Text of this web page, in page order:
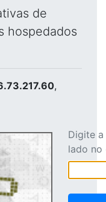
de
hospedados
,
Digite
lado no